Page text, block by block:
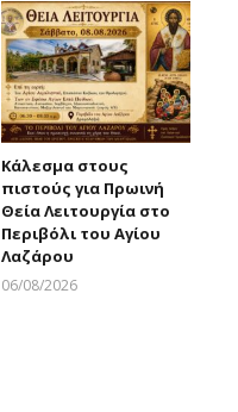
Κάλεσμα στους
πιστούς για Πρωινή
Θεία Λειτουργία στο
Περιβόλι του Αγίου
Λαζάρου
06/08/2026